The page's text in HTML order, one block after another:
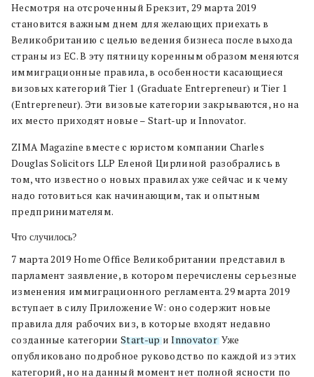
Несмотря на отсроченный Брекзит, 29 марта 2019
становится важным днем для желающих приехать в
Великобританию с целью ведения бизнеса после выхода
страны из ЕС. В эту пятницу коренным образом меняются
иммиграционные правила, в особенности касающиеся
визовых категорий Tier 1 (Graduate Entrepreneur) и Tier 1
(Entrepreneur). Эти визовые категории закрываются, но на
их место приходят новые – Start-up и Innovator.
ZIMA Magazine вместе с юристом компании Charles
Douglas Solicitors LLP Еленой Цирлиной разобрались в
том, что известно о новых правилах уже сейчас и к чему
надо готовиться как начинающим, так и опытным
предпринимателям.
Что случилось?
7 марта 2019 Home Office Великобритании представил в
парламент заявление, в котором перечислены серьезные
изменения иммиграционного регламента. 29 марта 2019
вступает в силу Приложение W: оно содержит новые
правила для рабочих виз, в которые входят недавно
созданные категорииStart-upиInnovator. Уже
опубликовано подробное руководство по каждой из этих
категорий, но на данный момент нет полной ясности по